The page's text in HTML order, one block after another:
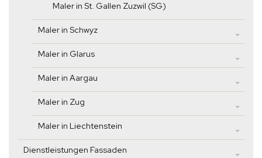
Maler in St. Gallen Zuzwil (SG)
Maler in Schwyz
Maler in Glarus
Maler in Aargau
Maler in Zug
Maler in Liechtenstein
Dienstleistungen Fassaden